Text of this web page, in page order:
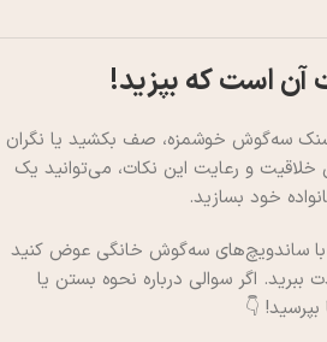
آن است که بپزید!
سه‌گوش خوشمزه، صف بکشید یا نگران
خلاقیت و رعایت این نکات، می‌توانید یک
خود بسازید.
ساندویچ‌های سه‌گوش خانگی عوض کنید
ببرید. اگر سوالی درباره نحوه بستن یا
بپرسید! 👇